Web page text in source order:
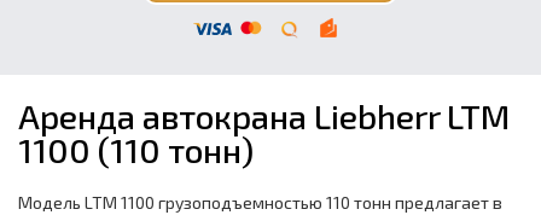
Аренда автокрана Liebherr LTM
1100 (110 тонн)
Модель LTM 1100 грузоподъемностью 110 тонн предлагает в